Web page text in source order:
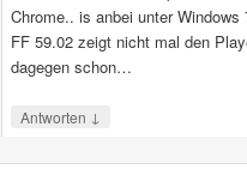
Chrome.. is anbei unter Windows
FF 59.02 zeigt nicht mal den
dagegen schon…
Antworten ↓